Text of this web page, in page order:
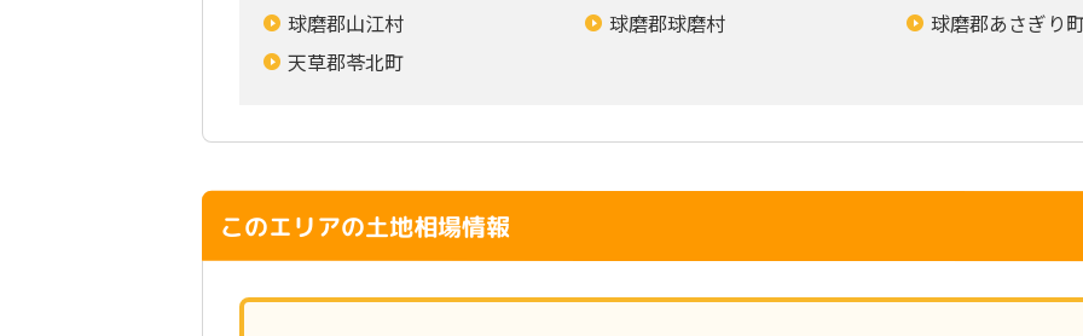
球磨郡山江村
球磨郡球磨村
球磨郡あさぎり
天草郡苓北町
このエリアの土地相場情報